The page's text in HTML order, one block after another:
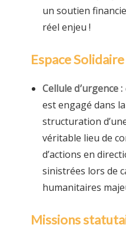
un soutien
réel enjeu !
Espace Solidaire
Cellule d’urgence :
est engagé dans
structuration
véritable lieu de
d’actions en
sinistrées lors de
humanitaires
Missions